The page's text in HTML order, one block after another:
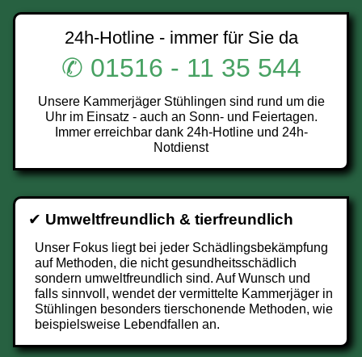
24h-Hotline - immer für Sie da
✆ 01516 - 11 35 544
Unsere Kammerjäger Stühlingen sind rund um die
Uhr im Einsatz - auch an Sonn- und Feiertagen.
Immer erreichbar dank 24h-Hotline und 24h-
Notdienst
✔ Umweltfreundlich & tierfreundlich
Unser Fokus liegt bei jeder Schädlingsbekämpfung
auf Methoden, die nicht gesundheitsschädlich
sondern umweltfreundlich sind. Auf Wunsch und
falls sinnvoll, wendet der vermittelte Kammerjäger in
Stühlingen besonders tierschonende Methoden, wie
beispielsweise Lebendfallen an.